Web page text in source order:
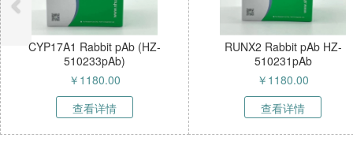
Rabbit pAb (HZ-
510233pAb)
1180.00
查看详情
RUNX2 Rabbit pAb HZ-
510231pAb
1180.00
查看详情